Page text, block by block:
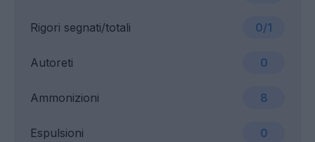
Ammonizioni 8
Rigori segnati/totali 0/1
Espulsioni 0
Autoreti 0